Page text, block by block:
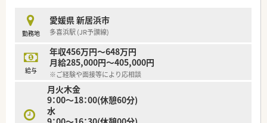
る薬剤師の方が多く在籍されています。
■皆で協力しあいながら働ける方を求めておられます。
【研修制度】
■ご入職後は日々の業務を通じて一連の流れを習得頂きます。
■患者様から信頼、相談される薬局を目指し、 定期的な局内勉
強会の実施や、地域の勉強会への積極的な参画により、個々の自
己研鑽及びコミュニケーション能力の向上を図っています。
■ゆくゆくは店舗の運営や後輩の育成にも携わり、地域医療を牽
引するリーダーとしてステップアップすることが可能です。
勤務地
愛媛県 新居浜市
多喜浜駅 (JR予讃線)
給与
年収456万円～648万円
月給285,000円～405,000円
※ご経験や面接等により応相談
月火木金
9：00～18：00(休憩60分)
水